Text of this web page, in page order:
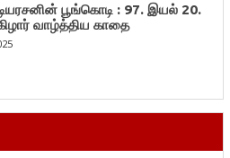
பூங்கொடி : 97. இயல் 20.
வாழ்த்திய காதை